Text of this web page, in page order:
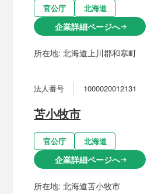
官公庁 北海道
企業詳細ページへarrow_right_alt
所在地:北海道上川郡和寒町
法人番号 1000020012131
苫小牧市
官公庁 北海道
企業詳細ページへarrow_right_alt
所在地:北海道苫小牧市